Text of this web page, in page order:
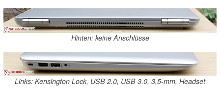
Hinten: keine Anschlüsse
Links: Kensington Lock, USB 2.0, USB 3.0, 3,5-mm, Headset